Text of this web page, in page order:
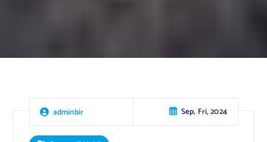
adminbir Sep, Fri, 2024